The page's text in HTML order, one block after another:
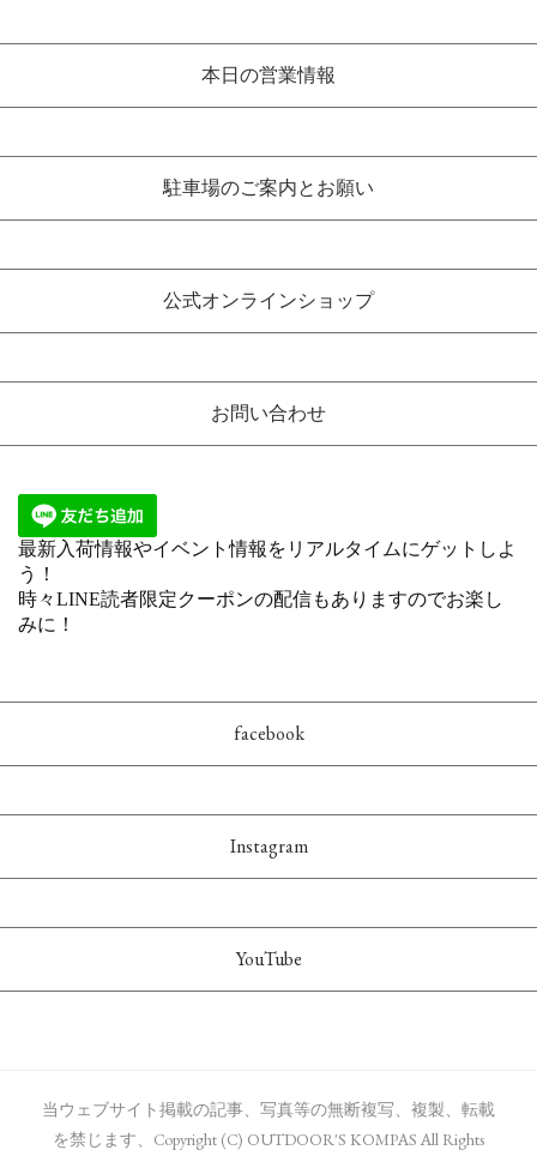
本日の営業情報
駐車場のご案内とお願い
公式オンラインショップ
お問い合わせ
facebook
Instagram
YouTube
当ウェブサイト掲載の記事、写真等の無断複写、複製、転載
を禁じます、Copyright (C) OUTDOOR'S KOMPAS All Rights